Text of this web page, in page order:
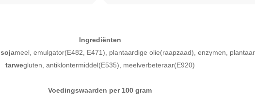
Ingrediënten
sojameel, emulgator(E482, E471), plantaardige olie(raapzaad), enzymen,
tarwegluten, antiklontermiddel(E535), meelverbeteraar(E920)
Voedingswaarden per 100 gram